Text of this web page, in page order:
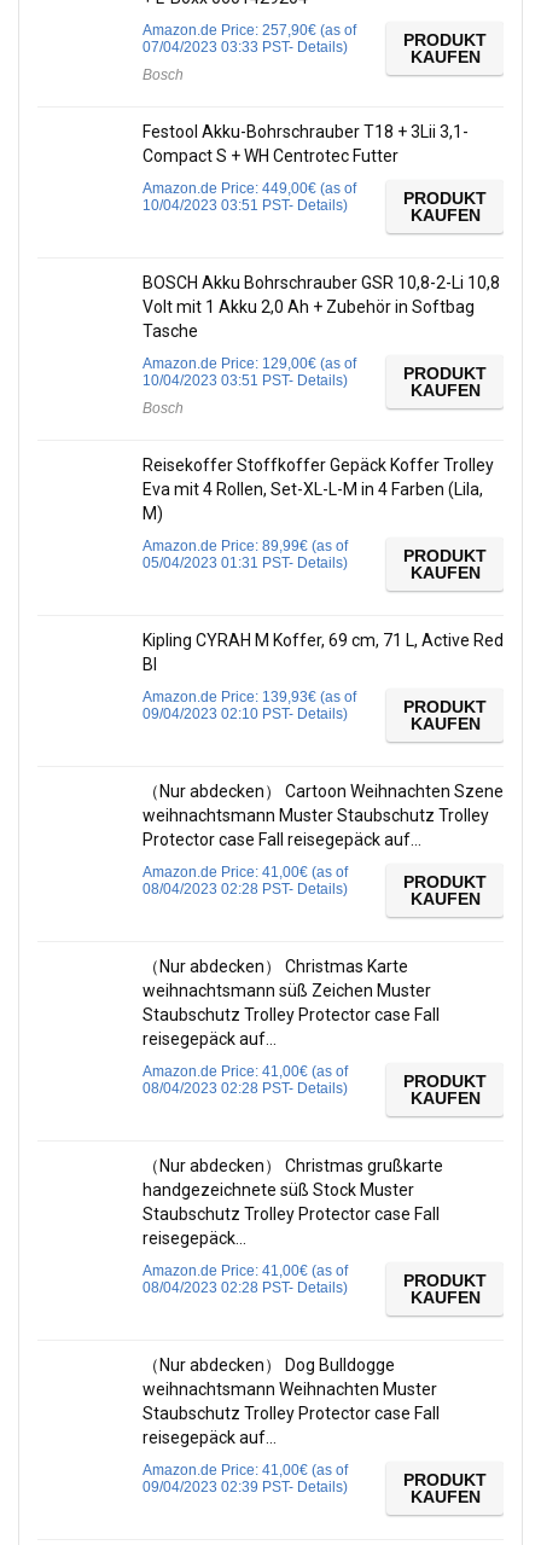
Amazon.de Price: 257,90€ (as of
07/04/2023 03:33 PST- Details)
Bosch
PRODUKT
KAUFEN
Festool Akku-Bohrschrauber T18 + 3Lii 3,1-
Compact S + WH Centrotec Futter
Amazon.de Price: 449,00€ (as of
10/04/2023 03:51 PST- Details)
PRODUKT
KAUFEN
BOSCH Akku Bohrschrauber GSR 10,8-2-Li 10,8
Volt mit 1 Akku 2,0 Ah + Zubehör in Softbag
Tasche
Amazon.de Price: 129,00€ (as of
10/04/2023 03:51 PST- Details)
Bosch
PRODUKT
KAUFEN
Reisekoffer Stoffkoffer Gepäck Koffer Trolley
Eva mit 4 Rollen, Set-XL-L-M in 4 Farben (Lila,
M)
Amazon.de Price: 89,99€ (as of
05/04/2023 01:31 PST- Details)
PRODUKT
KAUFEN
Kipling CYRAH M Koffer, 69 cm, 71 L, Active Red
Bl
Amazon.de Price: 139,93€ (as of
09/04/2023 02:10 PST- Details)
PRODUKT
KAUFEN
（Nur abdecken） Cartoon Weihnachten Szene
weihnachtsmann Muster Staubschutz Trolley
Protector case Fall reisegepäck auf…
Amazon.de Price: 41,00€ (as of
08/04/2023 02:28 PST- Details)
PRODUKT
KAUFEN
（Nur abdecken） Christmas Karte
weihnachtsmann süß Zeichen Muster
Staubschutz Trolley Protector case Fall
reisegepäck auf…
Amazon.de Price: 41,00€ (as of
08/04/2023 02:28 PST- Details)
PRODUKT
KAUFEN
（Nur abdecken） Christmas grußkarte
handgezeichnete süß Stock Muster
Staubschutz Trolley Protector case Fall
reisegepäck…
Amazon.de Price: 41,00€ (as of
08/04/2023 02:28 PST- Details)
PRODUKT
KAUFEN
（Nur abdecken） Dog Bulldogge
weihnachtsmann Weihnachten Muster
Staubschutz Trolley Protector case Fall
reisegepäck auf…
Amazon.de Price: 41,00€ (as of
09/04/2023 02:39 PST- Details)
PRODUKT
KAUFEN